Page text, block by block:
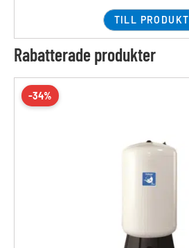
TILL PRODUKT
Rabatterade produkter
-34%